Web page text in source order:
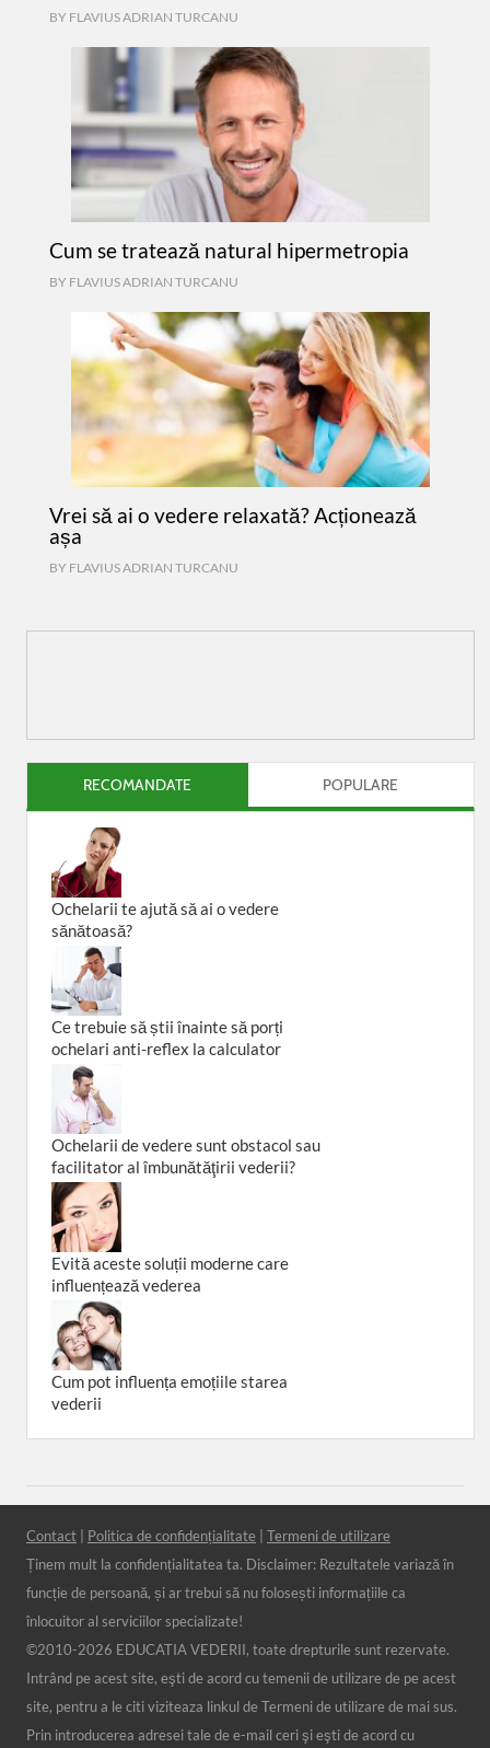
BY FLAVIUS ADRIAN TURCANU
Cum se tratează natural hipermetropia
BY FLAVIUS ADRIAN TURCANU
Vrei să ai o vedere relaxată? Acționează
așa
BY FLAVIUS ADRIAN TURCANU
RECOMANDATE POPULARE
Ochelarii te ajută să ai o vedere
sănătoasă?
Ce trebuie să știi înainte să porți
ochelari anti-reflex la calculator
Ochelarii de vedere sunt obstacol sau
facilitator al îmbunătăţirii vederii?
Evită aceste soluții moderne care
influențează vederea
Cum pot influența emoțiile starea
vederii
Contact Politica de confidențialitate
Termeni de utilizare
Ținem mult la confidențialitatea ta. Disclaimer: Rezultatele variază în
funcție de persoană, și ar trebui să nu folosești informațiile ca
înlocuitor al serviciilor specializate!
©2010-2026 EDUCATIA VEDERII, toate drepturile sunt rezervate.
Intrând pe acest site, eşti de acord cu temenii de utilizare de pe acest
site, pentru a le citi viziteaza linkul de Termeni de utilizare de mai sus.
Prin introducerea adresei tale de e-mail ceri şi eşti de acord cu